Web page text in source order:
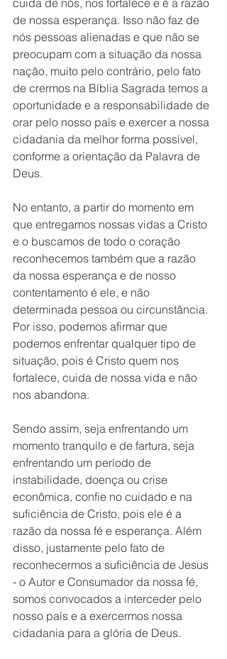
cuida de nós, nos fortalece e é a razão
de nossa esperança. Isso não faz de
nós pessoas alienadas e que não se
preocupam com a situação da nossa
nação, muito pelo contrário, pelo fato
de crermos na Bíblia Sagrada temos a
oportunidade e a responsabilidade de
orar pelo nosso país e exercer a nossa
cidadania da melhor forma possível,
conforme a orientação da Palavra de
Deus.
No entanto, a partir do momento em
que entregamos nossas vidas a Cristo
e o buscamos de todo o coração
reconhecemos também que a razão
da nossa esperança e de nosso
contentamento é ele, e não
determinada pessoa ou circunstância.
Por isso, podemos afirmar que
podemos enfrentar qualquer tipo de
situação, pois é Cristo quem nos
fortalece, cuida de nossa vida e não
nos abandona.
Sendo assim, seja enfrentando um
momento tranquilo e de fartura, seja
enfrentando um período de
instabilidade, doença ou crise
econômica, confie no cuidado e na
suficiência de Cristo, pois ele é a
razão da nossa fé e esperança. Além
disso, justamente pelo fato de
reconhecermos a suficiência de Jesus
- o Autor e Consumador da nossa fé,
somos convocados a interceder pelo
nosso país e a exercermos nossa
cidadania para a glória de Deus.